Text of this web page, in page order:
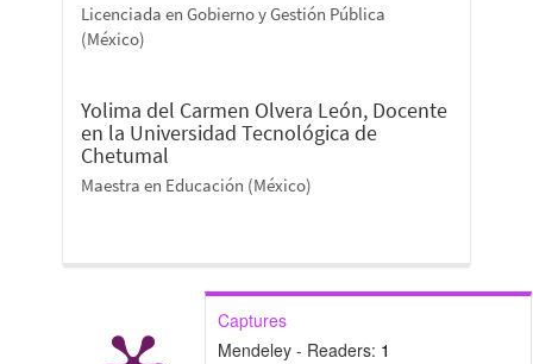
Licenciada en Gobierno y Gestión Pública
(México)
Yolima del Carmen Olvera León, Docente
en la Universidad Tecnológica de
Chetumal
Maestra en Educación (México)
Captures
Mendeley - Readers: 1